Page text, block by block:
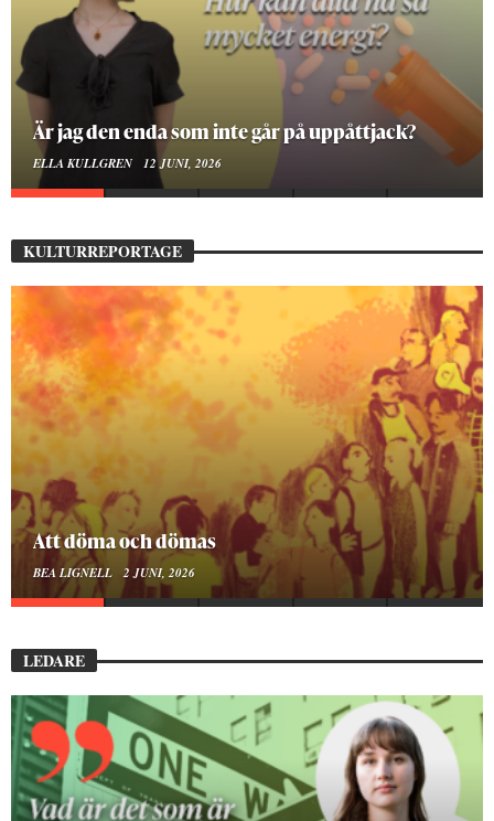
På stadsbiblioteket hittar jag det mänskliga
MOA LINDROTH 10 JUNI, 2026
KULTURREPORTAGE
Mellan ånger och ältande
BEA LIGNELL 23 MARS, 2026
LEDARE